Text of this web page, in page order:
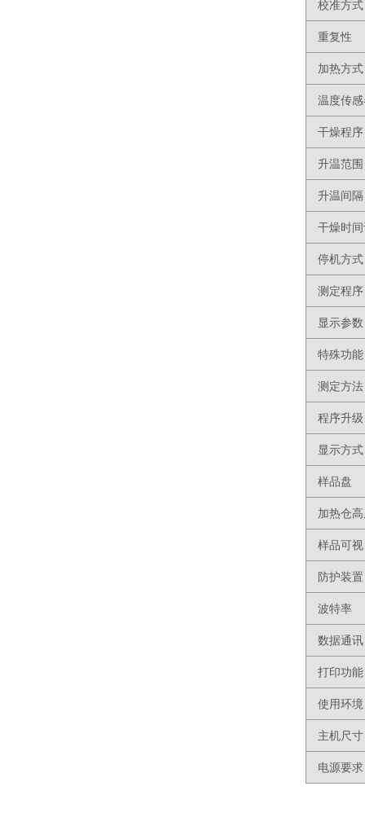
校准方式
重复性
加热方式
温度传
干燥程序
升温范围
升温间隔
干燥时
停机方式
测定程序
显示参数
特殊功能
测定方法
程序升级
显示方式
样品盘
加热仓
样品可视
防护装置
波特率
数据通讯
打印功能
使用环境
主机尺寸
电源要求